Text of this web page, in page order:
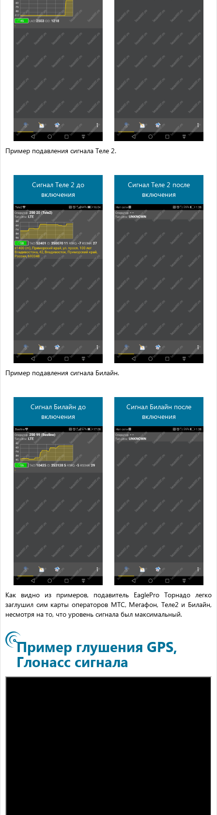
Пример подавления сигнала Теле 2.
Сигнал Теле 2 до
включения
Сигнал Теле 2 после
включения
Пример подавления сигнала Билайн.
Сигнал Билайн до
включения
Сигнал Билайн после
включения
Как видно из примеров, подавитель EaglePro Торнадо легко
заглушил сим карты операторов МТС, Мегафон, Теле2 и Билайн,
несмотря на то, что уровень сигнала был максимальный.
Пример глушения GPS,
Глонасс сигнала